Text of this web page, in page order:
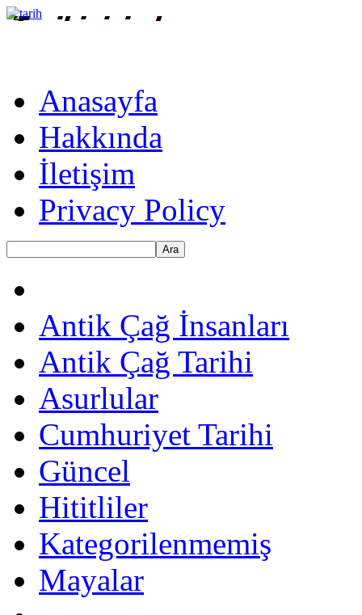
Anasayfa
Hakkında
İletişim
Privacy Policy
Ara
Antik Çağ İnsanları
Antik Çağ Tarihi
Asurlular
Cumhuriyet Tarihi
Güncel
Hititliler
Kategorilenmemiş
Mayalar